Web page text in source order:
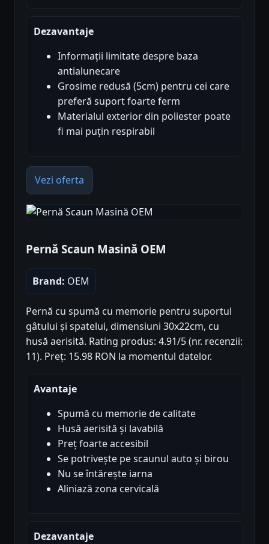
Dezavantaje
Informații limitate despre baza
antialunecare
Grosime redusă (5cm) pentru cei care
preferă suport foarte ferm
Materialul exterior din poliester poate
fi mai puțin respirabil
Vezi oferta
Pernă Scaun Masină OEM
Brand: OEM
Pernă cu spumă cu memorie pentru suportul
gâtului și spatelui, dimensiuni 30x22cm, cu
husă aerisită. Rating produs: 4.91/5 (nr. recenzii:
11). Preț: 15.98 RON la momentul datelor.
Avantaje
Spumă cu memorie de calitate
Husă aerisită și lavabilă
Preț foarte accesibil
Se potrivește pe scaunul auto și birou
Nu se întărește iarna
Aliniază zona cervicală
Dezavantaje